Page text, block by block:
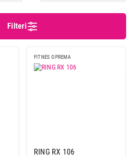
Filteri
FITNES OPREMA
RING RX 106